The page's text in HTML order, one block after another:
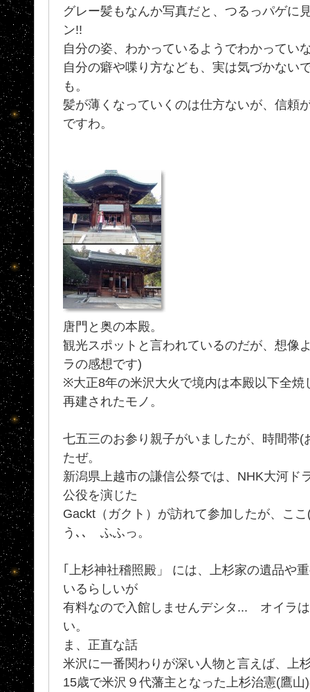
グレー髪もなんか写真だと、つるっパゲ
ン!!
自分の姿、わかっているようでわかってい
自分の癖や喋り方なども、実は気づかない
も。
髪が薄くなっていくのは仕方ないが、信頼
ですわ。
唐門と奥の本殿。
観光スポットと言われているのだが、想像
ラの感想です)
※大正8年の米沢大火で境内は本殿以下全焼
再建されたモノ。
七五三のお参り親子がいましたが、時間帯
たぜ。
新潟県上越市の謙信公祭では、NHK大河ド
公役を演じた
Gackt（ガクト）が訪れて参加したが、こ
う､､ ふふっ。
｢上杉神社稽照殿」 には、上杉家の遺品や
いるらしいが
有料なので入館しませんデシタ... オイラ
い。
ま、正直な話
米沢に一番関わりが深い人物と言えば、上
15歳で米沢９代藩主となった上杉治憲(鷹